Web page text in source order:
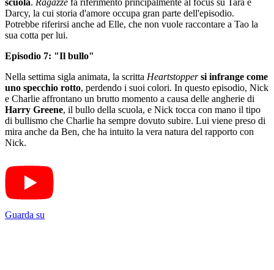
Darcy, la cui storia d'amore occupa gran parte dell'episodio.
Potrebbe riferirsi anche ad Elle, che non vuole raccontare a Tao la
sua cotta per lui.
Episodio 7: "Il bullo"
Nella settima sigla animata, la scritta Heartstopper si infrange come
uno specchio rotto, perdendo i suoi colori. In questo episodio, Nick
e Charlie affrontano un brutto momento a causa delle angherie di
Harry Greene, il bullo della scuola, e Nick tocca con mano il tipo
di bullismo che Charlie ha sempre dovuto subire. Lui viene preso di
mira anche da Ben, che ha intuito la vera natura del rapporto con
Nick.
Guarda su